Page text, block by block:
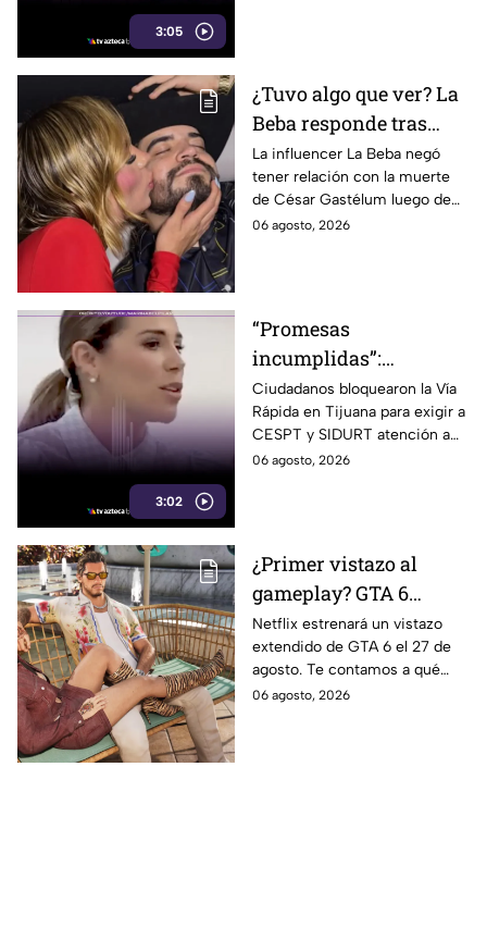
3:05
¿Tuvo algo que ver? La
Beba responde tras
señalamientos por la
muerte de César
Gastélum
La influencer La Beba negó
tener relación con la muerte
de César Gastélum luego de
recibir críticas y
06 agosto, 2026
3:02
“Promesas
incumplidas”:
bloquean la Vía Rápida
y reclaman obras
pendientes durante
gobierno de Marina del
Ciudadanos bloquearon la Vía
Rápida en Tijuana para exigir a
CESPT y SIDURT atención a
obras de agua y pavimentación
06 agosto, 2026
¿Primer vistazo al
gameplay? GTA 6
prepara un nuevo
tráiler extendido para
sus fans en Netflix
Netflix estrenará un vistazo
extendido de GTA 6 el 27 de
agosto. Te contamos a qué
hora verlo en Baja California,
06 agosto, 2026